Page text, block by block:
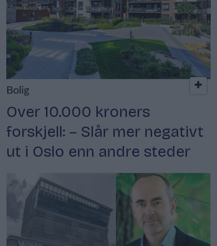
Bolig
Over 10.000 kroners
forskjell: – Slår mer negativt
ut i Oslo enn andre steder